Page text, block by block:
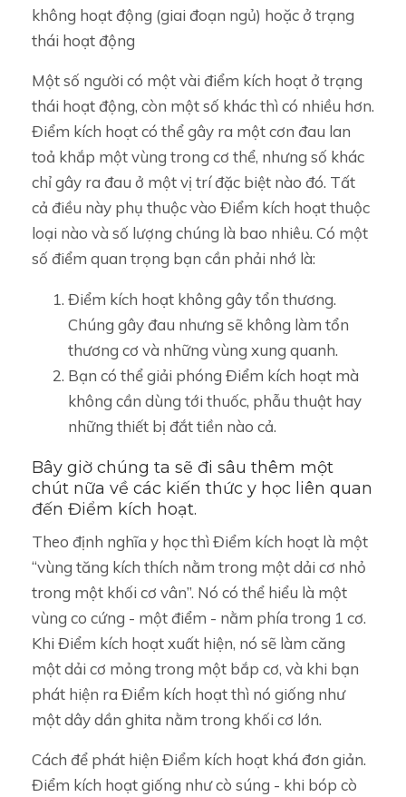
không hoạt động (giai đoạn ngủ) hoặc ở trạng
thái hoạt động
Một số người có một vài điểm kích hoạt ở trạng
thái hoạt động, còn một số khác thì có nhiều hơn.
Điểm kích hoạt có thể gây ra một cơn đau lan
toả khắp một vùng trong cơ thể, nhưng số khác
chỉ gây ra đau ở một vị trí đặc biệt nào đó. Tất
cả điều này phụ thuộc vào Điểm kích hoạt thuộc
loại nào và số lượng chúng là bao nhiêu. Có một
số điểm quan trọng bạn cần phải nhớ là:
Điểm kích hoạt không gây tổn thương.
Chúng gây đau nhưng sẽ không làm tổn
thương cơ và những vùng xung quanh.
Bạn có thể giải phóng Điểm kích hoạt mà
không cần dùng tới thuốc, phẫu thuật hay
những thiết bị đắt tiền nào cả.
Bây giờ chúng ta sẽ đi sâu thêm một
chút nữa về các kiến thức y học liên quan
đến Điểm kích hoạt.
Theo định nghĩa y học thì Điểm kích hoạt là một
“vùng tăng kích thích nằm trong một dải cơ nhỏ
trong một khối cơ vân”. Nó có thể hiểu là một
vùng co cứng - một điểm - nằm phía trong 1 cơ.
Khi Điểm kích hoạt xuất hiện, nó sẽ làm căng
một dải cơ mỏng trong một bắp cơ, và khi bạn
phát hiện ra Điểm kích hoạt thì nó giống như
một dây dần ghita nằm trong khối cơ lớn.
Cách để phát hiện Điểm kích hoạt khá đơn giản.
Điểm kích hoạt giống như cò súng - khi bóp cò